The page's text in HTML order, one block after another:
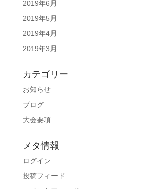
2019年6月
2019年5月
2019年4月
2019年3月
カテゴリー
お知らせ
ブログ
大会要項
メタ情報
ログイン
投稿フィード